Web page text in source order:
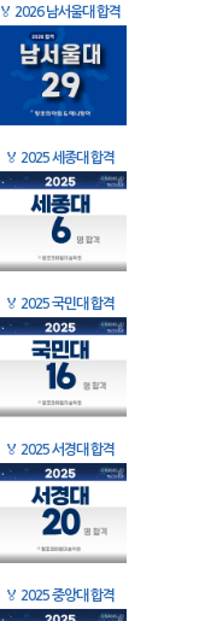
🏅 2026 남서울대 합격
🏅 2025 세종대 합격
🏅 2025 국민대 합격
🏅 2025 서경대 합격
🏅 2025 중앙대 합격